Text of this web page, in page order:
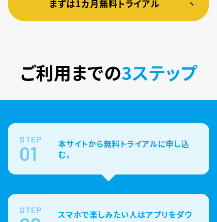
まずは1カ月無料トライアル
ご利用までの3ステップ
STEP
01
本サイトから無料トライアルに申し込
む。
STEP
スマホで楽しみたい人はアプリをダウ